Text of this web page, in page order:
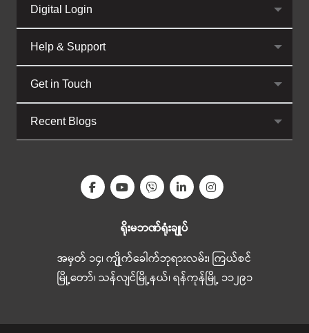
Digital Login
Help & Support
Get in Touch
Recent Blogs
ရိုးမဘဏ်ရုံးချုပ်
အမှတ် ၁၄၊ ကျိုက်ခေါက်ဘုရားလမ်း၊ ကြယ်စင်
မြို့တော်၊ သန်လျင်မြို့နယ်၊ ရန်ကုန်မြို့ ၁၁၂၉၁